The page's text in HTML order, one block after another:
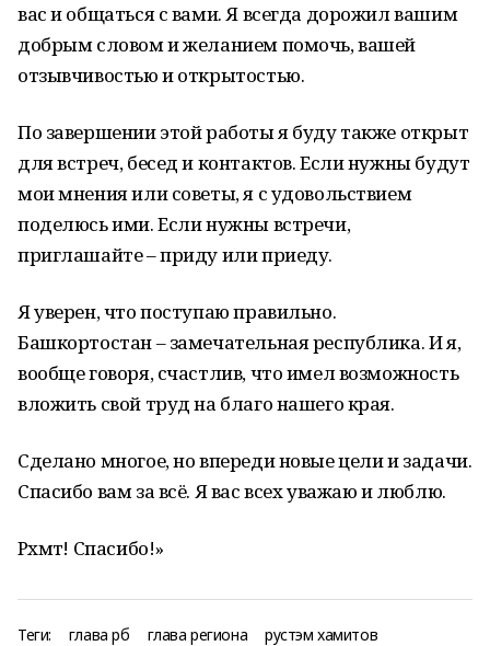
вас и общаться с вами. Я всегда дорожил вашим
добрым словом и желанием помочь, вашей
отзывчивостью и открытостью.
По завершении этой работы я буду также открыт
для встреч, бесед и контактов. Если нужны будут
мои мнения или советы, я с удовольствием
поделюсь ими. Если нужны встречи,
приглашайте – приду или приеду.
Я уверен, что поступаю правильно.
Башкортостан – замечательная республика. И я,
вообще говоря, счастлив, что имел возможность
вложить свой труд на благо нашего края.
Сделано многое, но впереди новые цели и задачи.
Спасибо вам за всё. Я вас всех уважаю и люблю.
Рәхмәт! Спасибо!»
Теги: глава рб глава региона рустэм хамитов